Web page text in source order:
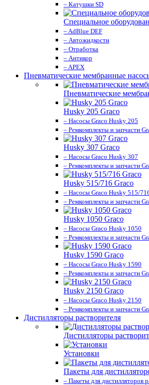
– Катушки SD
Специальное
– AdBlue DEF
– Автожидкости
– Отработка
– Антикор
– APEX
Пневматические мембранные
Пневматические
Husky 205 Graco
– Насосы Graco Husky 205
– Ремкомплекты и запчасти
Husky 307 Graco
– Насосы Graco Husky 307
– Ремкомплекты и запчасти
Husky 515/716 Graco
– Насосы Graco Husky 515/
– Ремкомплекты и запчасти
Husky 1050 Graco
– Насосы Graco Husky 1050
– Ремкомплекты и запчасти
Husky 1590 Graco
– Насосы Graco Husky 1590
– Ремкомплекты и запчасти
Husky 2150 Graco
– Насосы Graco Husky 2150
– Ремкомплекты и запчасти
Дистилляторы растворителя
Дистилляторы
Установки
Пакеты для
– Пакеты для дистилляторов